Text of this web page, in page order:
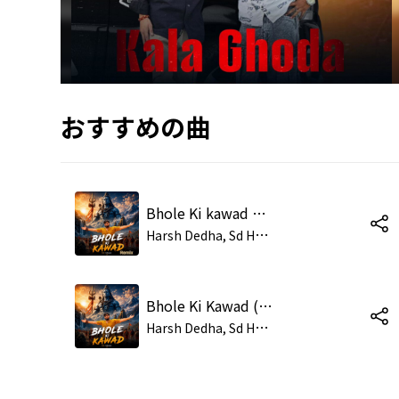
おすすめの曲
Bhole Ki kawad Remix (feat. Tushar Jaat)
H
arsh Dedha, Sd Haryanvi, Dinne Gujjar, Kake Khatana
Bhole Ki Kawad (feat. Tushar Jaat)
H
arsh Dedha, Sd Haryanvi, Dinne Gujjar, Kake Khatana